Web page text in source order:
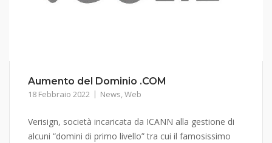
Aumento del Dominio .COM
18 Febbraio 2022 News,Web
Verisign, società incaricata da ICANN alla gestione di
alcuni “domini di primo livello” tra cui il famosissimo